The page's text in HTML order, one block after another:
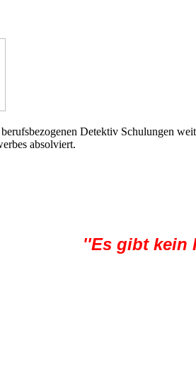
Detektiv Schulungen
absolviert.
''Es gibt kein